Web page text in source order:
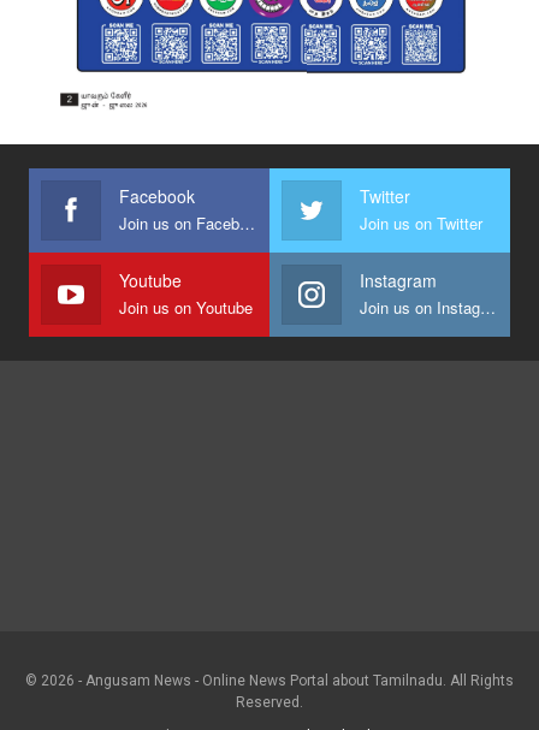
Facebook
Join us on Facebook
Twitter
Join us on Twitter
Youtube
Join us on Youtube
Instagram
Join us on Instagram
© 2026 - Angusam News - Online News Portal about Tamilnadu. All Rights
Reserved.